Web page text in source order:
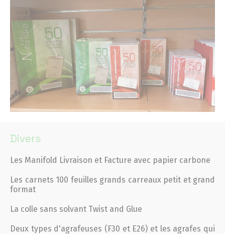
Divers
Les Manifold Livraison et Facture avec papier carbone
Les carnets 100 feuilles grands carreaux petit et grand
format
La colle sans solvant Twist and Glue
Deux types d'agrafeuses (F30 et E26) et les agrafes qui